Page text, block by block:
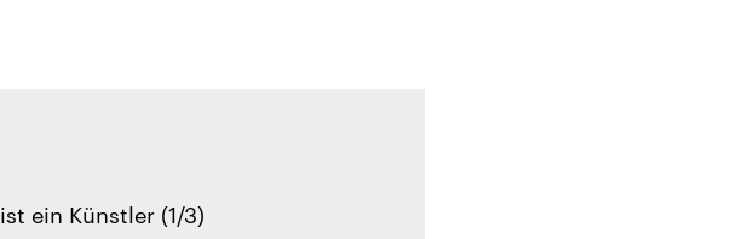
ein Künstler (1/3)